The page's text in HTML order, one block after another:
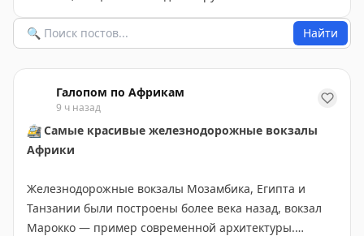
Найти
Галопом по Африкам
9 ч назад
🚉 Самые красивые железнодорожные вокзалы
Африки
Железнодорожные вокзалы Мозамбика, Египта и
Танзании были построены более века назад, вокзал
Марокко — пример современной архитектуры.